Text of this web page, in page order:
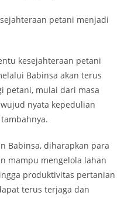
petani menjadi
kesejahteraan petani
Babinsa akan terus
petani, mulai dari masa
nyata kepedulian
Babinsa, diharapkan para
mampu mengelola lahan
produktivitas pertanian
terus terjaga dan